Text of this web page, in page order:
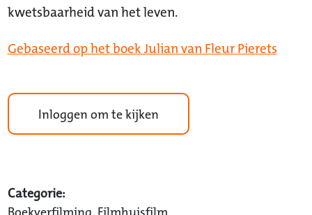
kwetsbaarheid van het leven.
Gebaseerd op het boek Julian van Fleur Pierets
Inloggen om te kijken
Categorie: